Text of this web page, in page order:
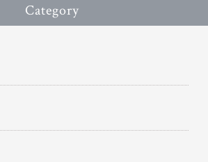
Category